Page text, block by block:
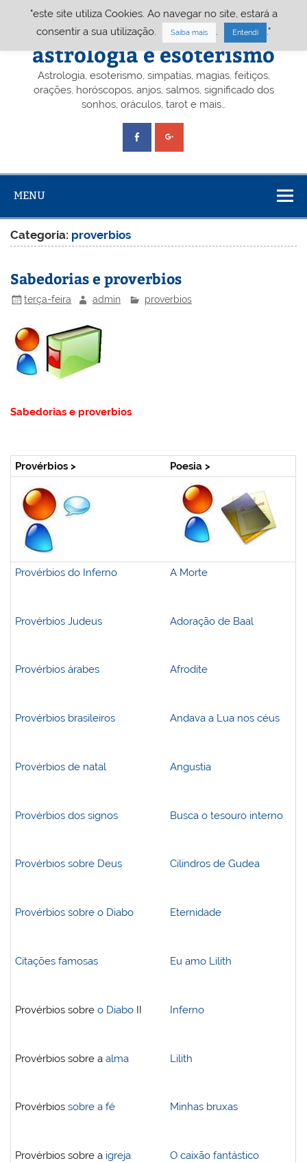
Portal A&E – Portal
astrologia e esoterismo
Astrologia, esoterismo, simpatias, magias, feitiços,
orações, horóscopos, anjos, salmos, significado dos
sonhos, oráculos, tarot e mais…
MENU
Categoria: proverbios
Sabedorias e proverbios
terça-feira admin proverbios
Sabedorias e proverbios
Provérbios > Poesia >
Provérbios do Inferno
Provérbios Judeus
Provérbios árabes
Provérbios brasileiros
Provérbios de natal
Provérbios dos signos
Provérbios sobre Deus
Provérbios sobre o Diabo
Citações famosas
Provérbios sobreo Diabo II
Provérbios sobre aalma
Provérbiossobre a fé
Provérbios sobre a igreja
A Morte
Adoração de Baal
Afrodite
Andava a Lua nos céus
Angustia
Busca o tesouro interno
Cilindros de Gudea
Eternidade
Eu amo Lilith
Inferno
Lilith
Minhas bruxas
O caixão fantástico
"este site utiliza Cookies. Ao navegar no site, estará a
consentir a sua utilização.
Saiba mais Entendi ."